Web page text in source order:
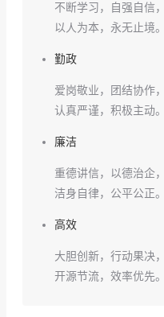
不断学习，自强自信，
以人为本，永无止境。
勤政
爱岗敬业，团结协作，
认真严谨，积极主动。
廉洁
重德讲信，以德治企，
洁身自律，公平公正。
高效
大胆创新，行动果决，
开源节流，效率优先。